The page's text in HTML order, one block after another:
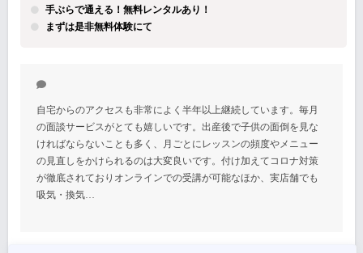
手ぶらで通える！無料レンタルあり！
まずは是非無料体験にて
自宅からのアクセスも非常によく半年以上継続しています。毎月
の面談サービスがとても嬉しいです。出産後で子供の面倒を見な
ければならないことも多く、月ごとにレッスンの頻度やメニュー
の見直しをかけられるのは大変良いです。付け加えてコロナ対策
が徹底されておりオンラインでの受講が可能なほか、実店舗でも
吸気・換気…